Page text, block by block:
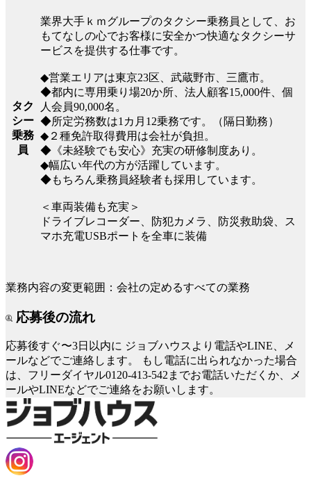
タク
シー
乗務
員
業界大手ｋｍグループのタクシー乗務員として、お
もてなしの心でお客様に安全かつ快適なタクシーサ
ービスを提供する仕事です。
◆営業エリアは東京23区、武蔵野市、三鷹市。
◆都内に専用乗り場20か所、法人顧客15,000件、個
人会員90,000名。
◆所定労務数は1カ月12乗務です。（隔日勤務）
◆２種免許取得費用は会社が負担。
◆《未経験でも安心》充実の研修制度あり。
◆幅広い年代の方が活躍しています。
◆もちろん乗務員経験者も採用しています。
＜車両装備も充実＞
ドライブレコーダー、防犯カメラ、防災救助袋、ス
マホ充電USBポートを全車に装備
業務内容の変更範囲：会社の定めるすべての業務
応募後の流れ
応募後すぐ〜3日以内に ジョブハウスより電話やLINE、メ
ールなどでご連絡します。
もし電話に出られなかった場合
は、フリーダイヤル0120-413-542までお電話いただくか、メ
ールやLINEなどでご連絡をお願いします。